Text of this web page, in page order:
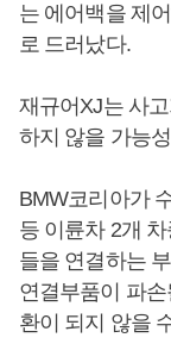
는 에어백을 제
로 드러났다.
재규어XJ는 사
하지 않을 가능
BMW코리아가
등 이륜차 2개
들을 연결하는
연결부품이 파
환이 되지 않을